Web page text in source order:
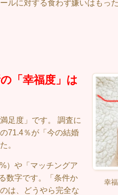
ルに対する食わず嫌いはもっ
幸
「幸福度」は
足度」です。 調査に
71.4％が「今の結婚
。
）や「マッチングア
数字です。「条件か
は、どうやら完全な